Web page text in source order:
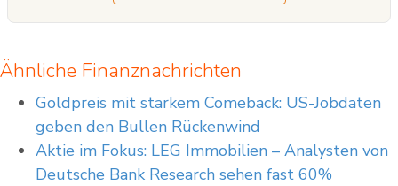
Ähnliche Finanznachrichten
Goldpreis mit starkem Comeback: US-Jobdaten
geben den Bullen Rückenwind
Aktie im Fokus: LEG Immobilien – Analysten von
Deutsche Bank Research sehen fast 60%